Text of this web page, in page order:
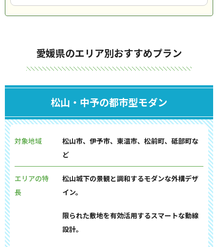
愛媛県のエリア別おすすめプラン
松山・中予の都市型モダン
対象地域
松山市、伊予市、東温市、松前町、砥部町な
ど
エリアの特
長
松山城下の景観と調和するモダンな外構デザ
イン。
限られた敷地を有効活用するスマートな動線
設計。